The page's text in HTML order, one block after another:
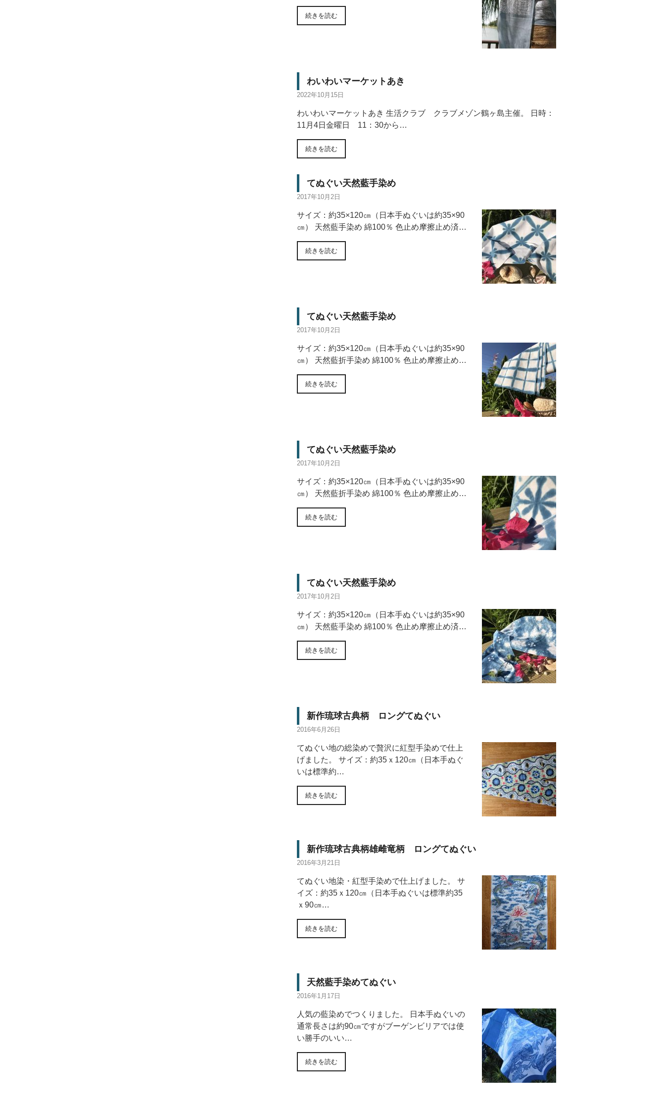
続きを読む
わいわいマーケットあき
2022年10月15日
わいわいマーケットあき 生活クラブ クラブメゾン鶴ヶ島主催。 日時：
11月4日金曜日 11：30から…
続きを読む
てぬぐい天然藍手染め
2017年10月2日
サイズ：約35×120㎝（日本手ぬぐいは約35×90
㎝） 天然藍手染め 綿100％ 色止め摩擦止め済…
続きを読む
てぬぐい天然藍手染め
2017年10月2日
サイズ：約35×120㎝（日本手ぬぐいは約35×90
㎝） 天然藍折手染め 綿100％ 色止め摩擦止め…
続きを読む
てぬぐい天然藍手染め
2017年10月2日
サイズ：約35×120㎝（日本手ぬぐいは約35×90
㎝） 天然藍折手染め 綿100％ 色止め摩擦止め…
続きを読む
てぬぐい天然藍手染め
2017年10月2日
サイズ：約35×120㎝（日本手ぬぐいは約35×90
㎝） 天然藍手染め 綿100％ 色止め摩擦止め済…
続きを読む
新作琉球古典柄 ロングてぬぐい
2016年6月26日
てぬぐい地の総染めで贅沢に紅型手染めで仕上
げました。 サイズ：約35ｘ120㎝（日本手ぬぐ
いは標準約…
続きを読む
新作琉球古典柄雄雌竜柄 ロングてぬぐい
2016年3月21日
てぬぐい地染・紅型手染めで仕上げました。 サ
イズ：約35ｘ120㎝（日本手ぬぐいは標準約35
ｘ90㎝…
続きを読む
天然藍手染めてぬぐい
2016年1月17日
人気の藍染めでつくりました。 日本手ぬぐいの
通常長さは約90㎝ですがブーゲンビリアでは使
い勝手のいい…
続きを読む